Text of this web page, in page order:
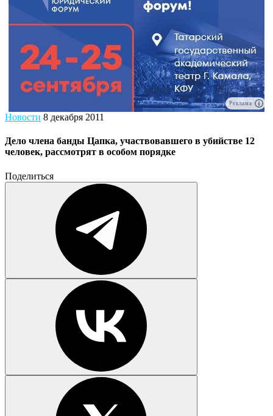
Реклама
Новости 8 декабря 2011
Дело члена банды Цапка, участвовавшего в убийстве 12
человек, рассмотрят в особом порядке
Поделиться